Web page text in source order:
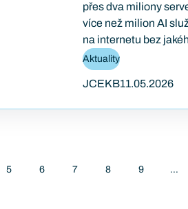
přes dva miliony
více než milion AI
na internetu bez
zabezpečení.
rychlé nasazování…
Aktuality
JCEKB11.05.2026
5 6 7 8 9 …